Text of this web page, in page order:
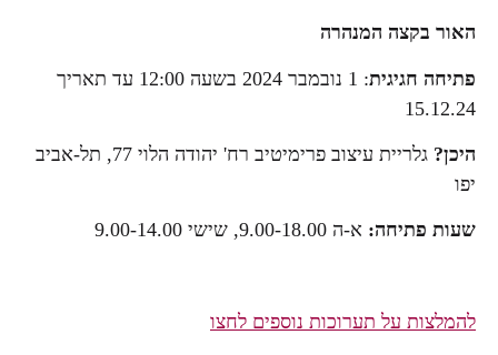
האור בקצה המנהרה
פתיחה חגיגית
: 1 נובמבר 2024 בשעה 12:00 עד תאריך
15.12.24
היכן?
גלריית עיצוב פרימיטיב רח' יהודה הלוי 77, תל-אביב
יפו
שעות פתיחה: א-ה 9.00-18.00, שישי 9.00-14.00
להמלצות על תערוכות נוספים לחצו